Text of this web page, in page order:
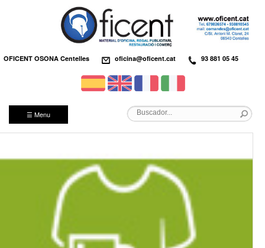
OFICENT OSONA Centelles oficina@oficent.cat 93 881 05 45
☰ Menu